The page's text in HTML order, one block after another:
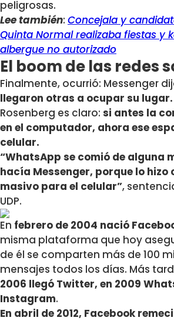
peligrosas.
Lee también: Concejala y
Quinta Normal realizaba fiestas y
albergue no autorizado
El boom de las redes
Finalmente, ocurrió: Messenger
llegaron otras a ocupar su lugar.
Rosenberg es claro: si antes la
en el computador, ahora ese
celular.
“WhatsApp se comió de alguna
hacía Messenger, porque lo
masivo para el celular”,
UDP.
En febrero de 2004 nació
misma plataforma que hoy
de él se comparten más de 100
mensajes todos los días. Más
2006 llegó Twitter, en 2009
Instagram.
En abril de 2012, Facebook